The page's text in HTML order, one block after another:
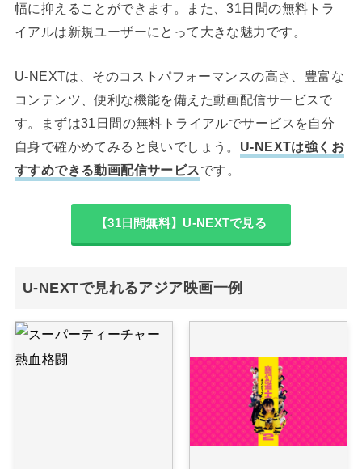
幅に抑えることができます。また、31日間の無料トラ
イアルは新規ユーザーにとって大きな魅力です。
U-NEXTは、そのコストパフォーマンスの高さ、豊富な
コンテンツ、便利な機能を備えた動画配信サービスで
す。まずは31日間の無料トライアルでサービスを自分
自身で確かめてみると良いでしょう。 U-NEXTは強くお
すすめできる動画配信サービスです。
【31日間無料】U-NEXTで見る
U-NEXTで見れるアジア映画一例